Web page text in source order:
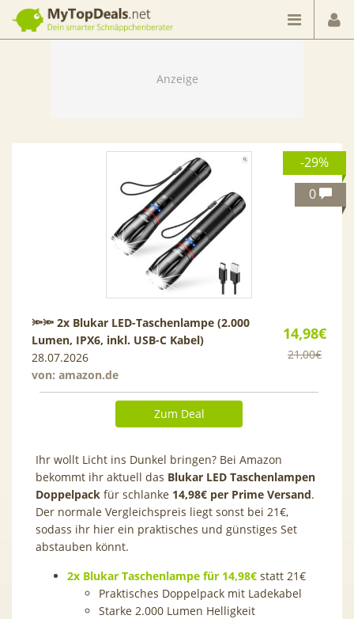
Dein smarter Schnäppchenberater
-29%
0
14,98€
21,00€
🔦🔦 2x Blukar LED-Taschenlampe (2.000
Lumen, IPX6, inkl. USB-C Kabel)
28.07.2026
von: amazon.de
Zum Deal
Ihr wollt Licht ins Dunkel bringen? Bei Amazon
bekommt ihr aktuell das Blukar LED Taschenlampen
Doppelpack für schlanke 14,98€ per Prime Versand.
Der normale Vergleichspreis liegt sonst bei 21€,
sodass ihr hier ein praktisches und günstiges Set
abstauben könnt.
2x Blukar Taschenlampe für 14,98€ statt 21€
Praktisches Doppelpack mit Ladekabel
Starke 2.000 Lumen Helligkeit